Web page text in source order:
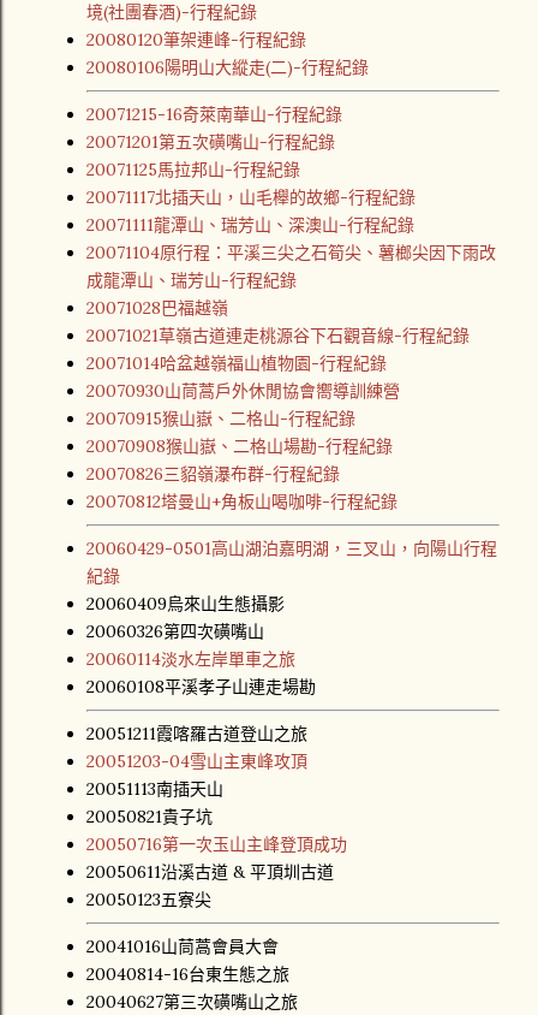
境(社團春酒)-行程紀錄
20080120筆架連峰-行程紀錄
20080106陽明山大縱走(二)-行程紀錄
20071215-16奇萊南華山-行程紀錄
20071201第五次磺嘴山-行程紀錄
20071125馬拉邦山-行程紀錄
20071117北插天山，山毛櫸的故鄉-行程紀錄
20071111龍潭山、瑞芳山、深澳山-行程紀錄
20071104原行程：平溪三尖之石筍尖、薯榔尖因下雨改
成龍潭山、瑞芳山-行程紀錄
20071028巴福越嶺
20071021草嶺古道連走桃源谷下石觀音線-行程紀錄
20071014哈盆越嶺福山植物園-行程紀錄
20070930山茼蒿戶外休閒協會嚮導訓練營
20070915猴山嶽、二格山-行程紀錄
20070908猴山嶽、二格山場勘-行程紀錄
20070826三貂嶺瀑布群-行程紀錄
20070812塔曼山+角板山喝咖啡-行程紀錄
20060429-0501高山湖泊嘉明湖，三叉山，向陽山行程
紀錄
20060409烏來山生態攝影
20060326第四次磺嘴山
20060114淡水左岸單車之旅
20060108平溪孝子山連走場勘
20051211霞喀羅古道登山之旅
20051203-04雪山主東峰攻頂
20051113南插天山
20050821貴子坑
20050716第一次玉山主峰登頂成功
20050611沿溪古道 & 平頂圳古道
20050123五寮尖
20041016山茼蒿會員大會
20040814-16台東生態之旅
20040627第三次磺嘴山之旅